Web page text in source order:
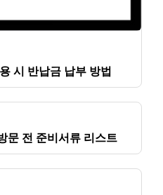
시 반납금 납부 방법
문 전 준비서류 리스트